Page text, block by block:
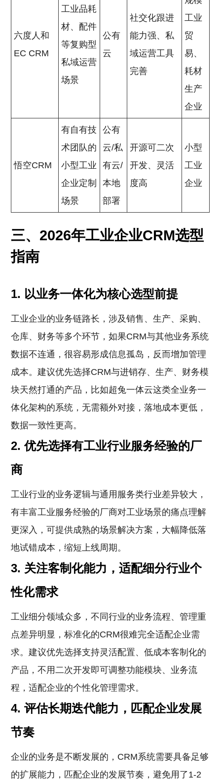
六度人和
EC CRM
工业品耗
材、配件
等复购型
私域运营
场景
公有
云
社交化跟进
能力强、私
域运营工具
完善
工业
贸
易、
耗材
生产
企业
悟空CRM
有自有技
术团队的
小型工业
企业定制
场景
公有
云/私
有云/
本地
部署
开源可二次
开发、灵活
度高
小型
工业
企业
三、2026年工业企业CRM选型
指南
1. 以业务一体化为核心选型前提
工业企业的业务链路长，涉及销售、生产、采购、
仓库、财务等多个环节，如果CRM与其他业务系统
数据不连通，很容易形成信息孤岛，反而增加管理
成本。建议优先选择CRM与进销存、生产、财务模
块天然打通的产品，比如超兔一体云这类全业务一
体化架构的系统，无需额外对接，落地成本更低，
数据一致性更高。
2. 优先选择有工业行业服务经验的厂
商
工业行业的业务逻辑与通用服务类行业差异较大，
有丰富工业服务经验的厂商对工业场景的痛点理解
更深入，可提供成熟的场景解决方案，大幅降低落
地试错成本，缩短上线周期。
3. 关注客制化能力，适配细分行业个
性化需求
工业细分领域众多，不同行业的业务流程、管理重
点差异明显，标准化的CRM很难完全适配企业需
求。建议优先选择支持灵活配置、低成本客制化的
产品，不用二次开发即可调整功能模块、业务流
程，适配企业的个性化管理需求。
4. 评估长期迭代能力，匹配企业发展
节奏
企业的业务是不断发展的，CRM系统需要具备足够
的扩展能力，匹配企业的发展节奏，避免用了1-2